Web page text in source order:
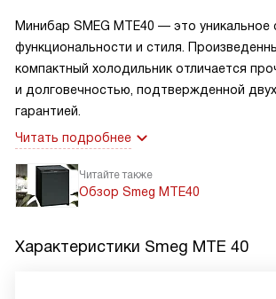
Минибар SMEG MTE40 — это уникальное
функциональности и стиля.
компактный холодильник отличается
и долговечностью, подтвержденной
гарантией.
Читать подробнее
Читайте также
Обзор Smeg MTE40
Характеристики Smeg MTE 40